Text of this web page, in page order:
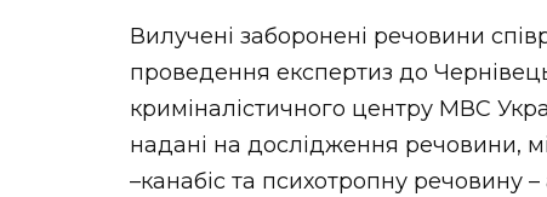
Вилучені заборонені речовини
проведення експертиз до
криміналістичного центру МВС
надані на дослідження речовини,
–канабіс та психотропну речовину